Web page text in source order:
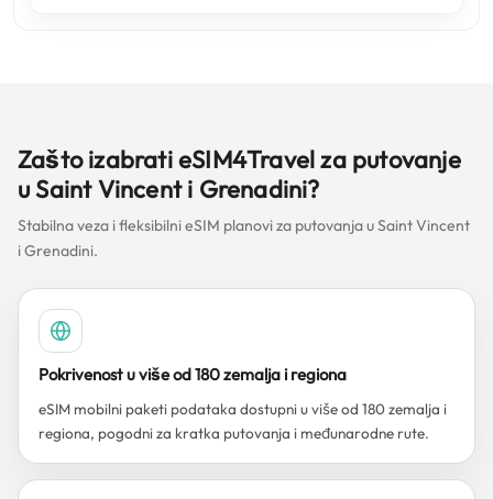
Zašto izabrati eSIM4Travel za putovanje
u Saint Vincent i Grenadini?
Stabilna veza i fleksibilni eSIM planovi za putovanja u Saint Vincent
i Grenadini.
Pokrivenost u više od 180 zemalja i regiona
eSIM mobilni paketi podataka dostupni u više od 180 zemalja i
regiona, pogodni za kratka putovanja i međunarodne rute.